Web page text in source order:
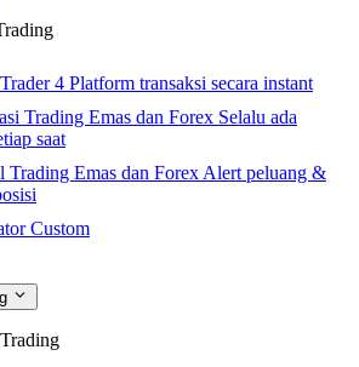
4 Platform transaksi secara instant
Trading Emas dan Forex Selalu ada
saat
Trading Emas dan Forex Alert peluang &
Custom